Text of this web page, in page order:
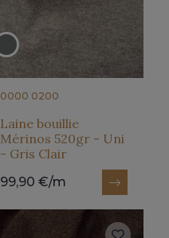
0000 0200
Laine bouillie
Mérinos 520gr - Uni
- Gris Clair
99,90 €/m